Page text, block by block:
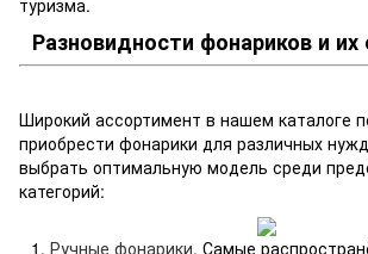
Разновидности фонариков и их
Широкий ассортимент в нашем каталоге
приобрести фонарики для различных
выбрать оптимальную модель среди
категорий:
Ручные фонарики. Самые